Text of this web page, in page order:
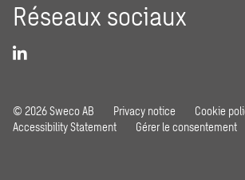
Réseaux sociaux
© 2026 Sweco AB Privacy notice
Cookie
Accessibility Statement
Gérer le consentement